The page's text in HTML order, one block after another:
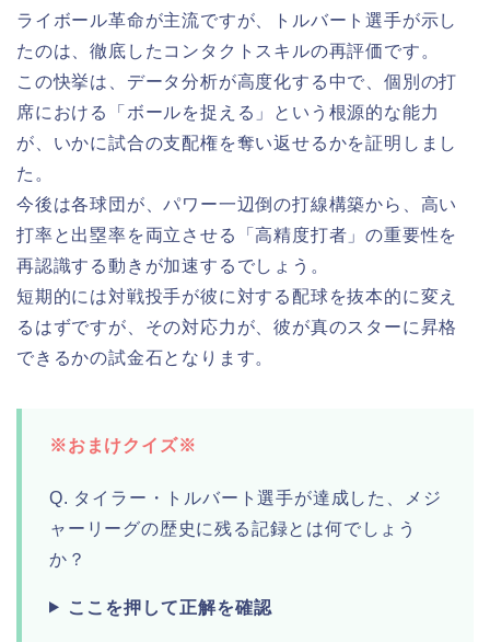
ライボール革命が主流ですが、トルバート選手が示し
たのは、徹底したコンタクトスキルの再評価です。
この快挙は、データ分析が高度化する中で、個別の打
席における「ボールを捉える」という根源的な能力
が、いかに試合の支配権を奪い返せるかを証明しまし
た。
今後は各球団が、パワー一辺倒の打線構築から、高い
打率と出塁率を両立させる「高精度打者」の重要性を
再認識する動きが加速するでしょう。
短期的には対戦投手が彼に対する配球を抜本的に変え
るはずですが、その対応力が、彼が真のスターに昇格
できるかの試金石となります。
※おまけクイズ※
Q. タイラー・トルバート選手が達成した、メジ
ャーリーグの歴史に残る記録とは何でしょう
か？
ここを押して正解を確認